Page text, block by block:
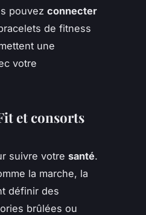
pouvez connecter
de fitness
une
votre
et consorts
suivre votre santé.
la marche, la
définir des
brûlées ou